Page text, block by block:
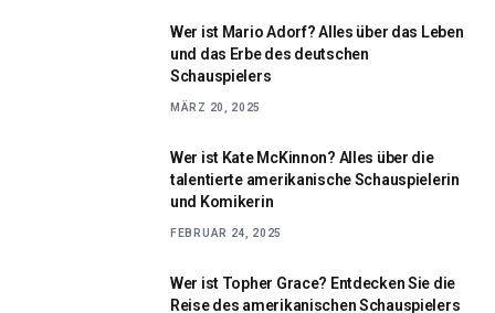
Wer ist Mario Adorf? Alles über das Leben
und das Erbe des deutschen
Schauspielers
MÄRZ 20, 2025
Wer ist Kate McKinnon? Alles über die
talentierte amerikanische Schauspielerin
und Komikerin
FEBRUAR 24, 2025
Wer ist Topher Grace? Entdecken Sie die
Reise des amerikanischen Schauspielers